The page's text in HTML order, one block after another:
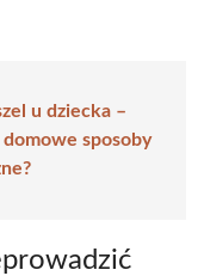
u dziecka –
sposoby